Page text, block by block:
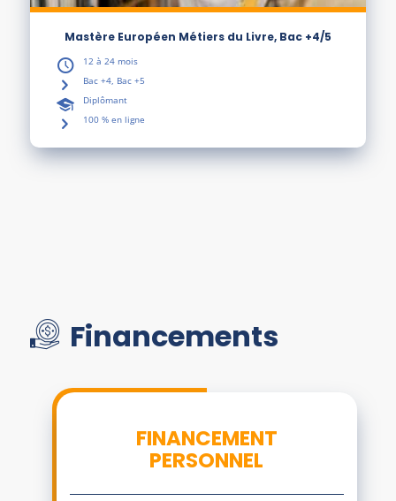
Mastère Européen Métiers du Livre, Bac +4/5
12 à 24 mois
Bac +4, Bac +5
Diplômant
100 % en ligne
Financements
FINANCEMENT
PERSONNEL